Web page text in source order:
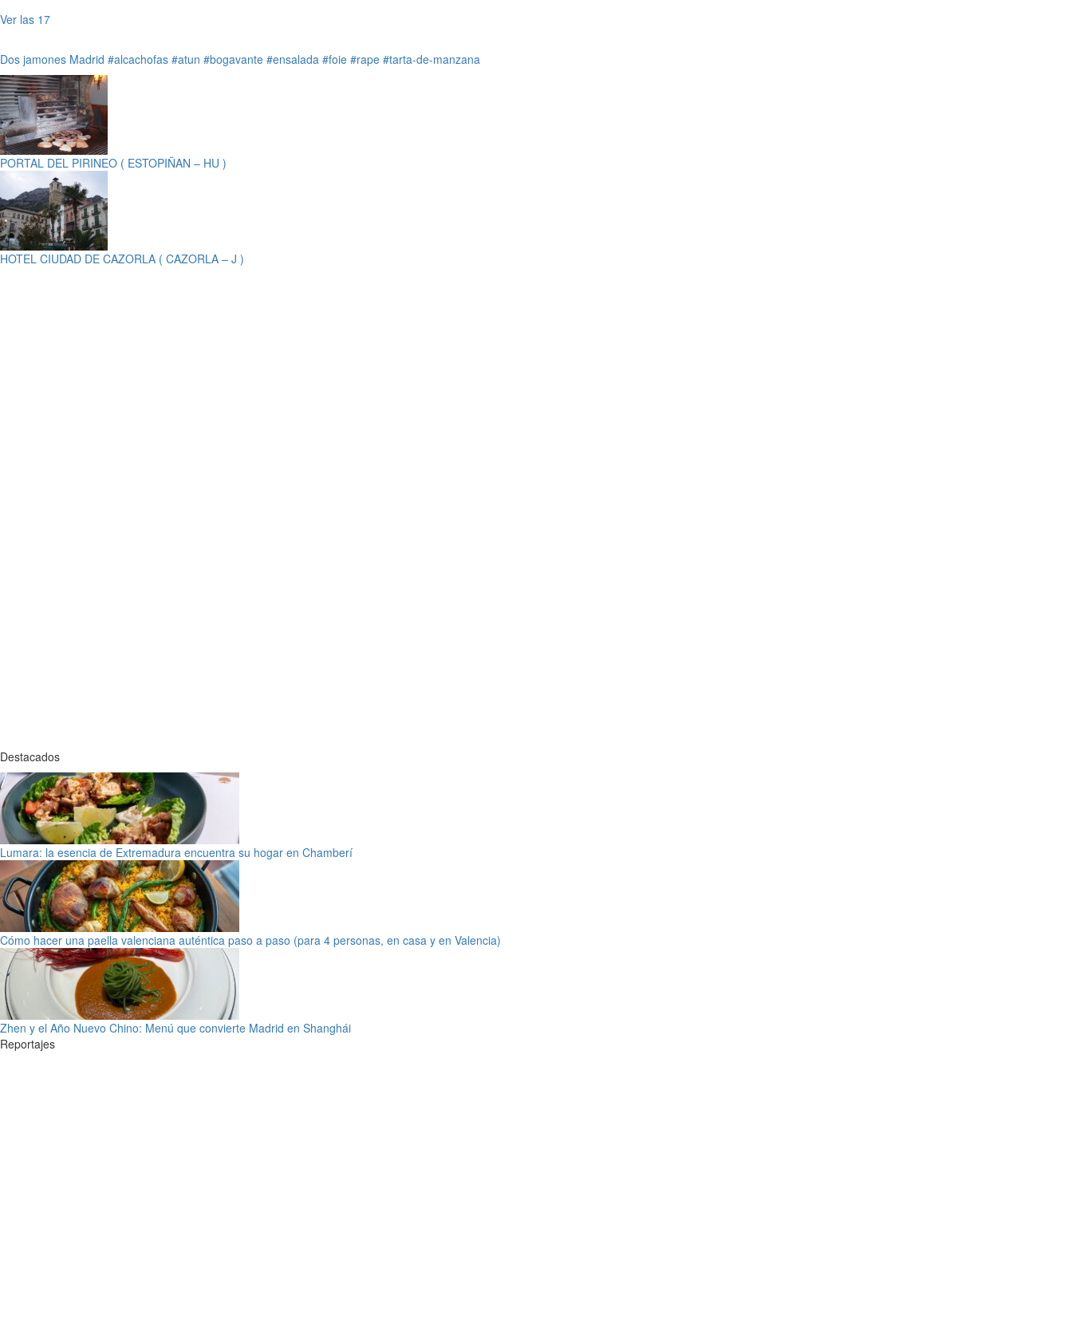
Ver las 17
Dos jamones Madrid #alcachofas #atun #bogavante #ensalada #foie #rape #tarta-de-manzana
PORTAL DEL PIRINEO ( ESTOPIÑAN – HU )
HOTEL CIUDAD DE CAZORLA ( CAZORLA – J )
Destacados
Lumara: la esencia de Extremadura encuentra su hogar en Chamberí
Cómo hacer una paella valenciana auténtica paso a paso (para 4 personas, en casa y en Valencia)
Zhen y el Año Nuevo Chino: Menú que convierte Madrid en Shanghái
Reportajes